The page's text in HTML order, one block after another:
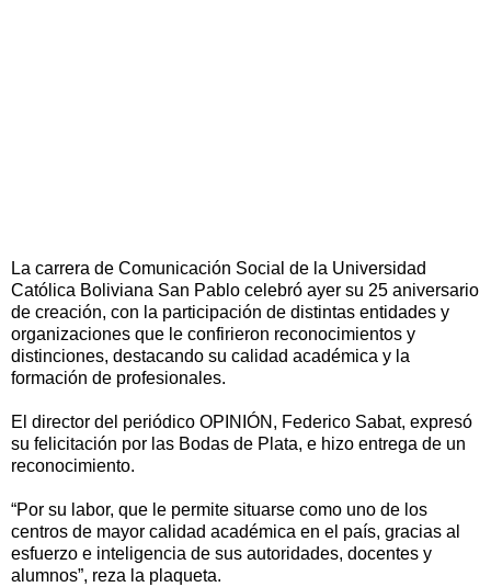
La carrera de Comunicación Social de la Universidad
Católica Boliviana San Pablo celebró ayer su 25 aniversario
de creación, con la participación de distintas entidades y
organizaciones que le confirieron reconocimientos y
distinciones, destacando su calidad académica y la
formación de profesionales.
El director del periódico OPINIÓN, Federico Sabat, expresó
su felicitación por las Bodas de Plata, e hizo entrega de un
reconocimiento.
“Por su labor, que le permite situarse como uno de los
centros de mayor calidad académica en el país, gracias al
esfuerzo e inteligencia de sus autoridades, docentes y
alumnos”, reza la plaqueta.